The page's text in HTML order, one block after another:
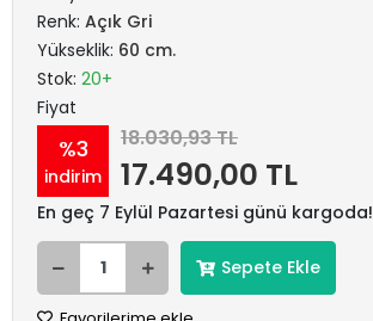
Renk: Açık Gri
Yükseklik: 60 cm.
Stok: 20+
Fiyat
%3
indirim
18.030,93 TL
17.490,00 TL
En geç 7 Eylül Pazartesi günü kargoda!
Sepete Ekle